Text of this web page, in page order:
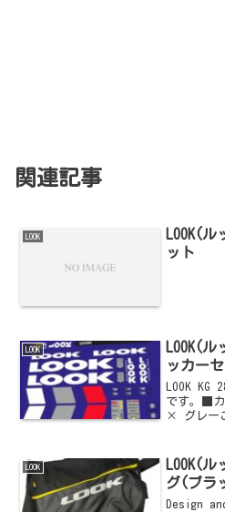
関連記事
LOOK
LOOK(
ット
LOOK
LOOK(
ッカー
LOOK KG
です。■
× グレー
LOOK
LOOK(
グ(ブラ
Design